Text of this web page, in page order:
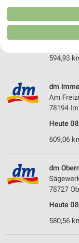
dm
78549
Heute
594,93
dm
Am
78194
Heute
609,06
dm
78727
Heute
580,56
Kombinationen von Daten
Verbesserung der
von Inhalten.
Daten können außerhalb
USA gesendet werden.
Website/App.
Wir nutzen Ihre Daten für
IAB-Verarbeitungszwecke:
Speichern von
Verwendung
Werbeanzeigen
Erstellung von
Werbung
Verwendung von
Erstellung von